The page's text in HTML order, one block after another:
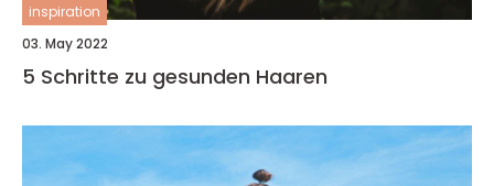
inspiration
03. May 2022
5 Schritte zu gesunden Haaren